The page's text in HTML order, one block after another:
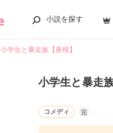
小説を探す
小学生と暴走族【夜桜】
小学生と暴走
コメディ 完